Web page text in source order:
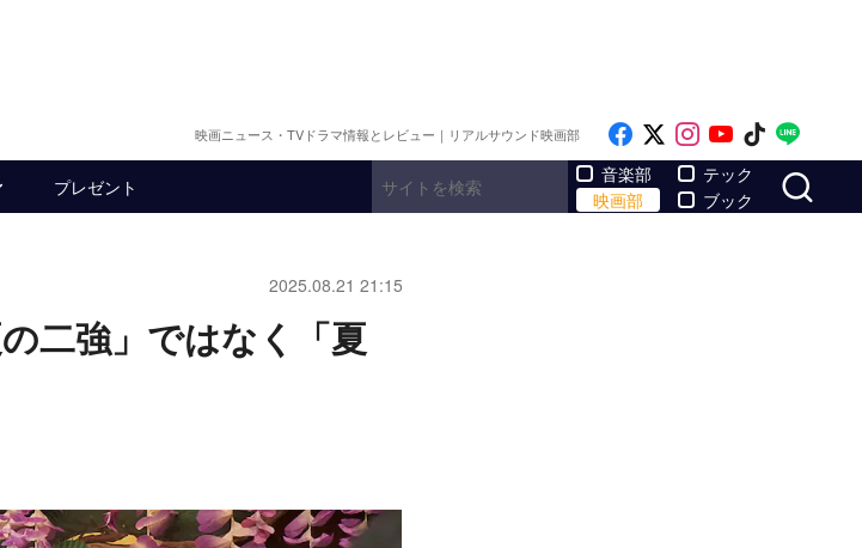
映画ニュース・TVドラマ情報とレビュー｜リアルサウンド映画部 Like on Facebook
Follow on x
Follow on
Follow on
Follow
プレゼント
音楽部
映画部
テック
ブック
2025.08.21 21:15
二強」ではなく「夏